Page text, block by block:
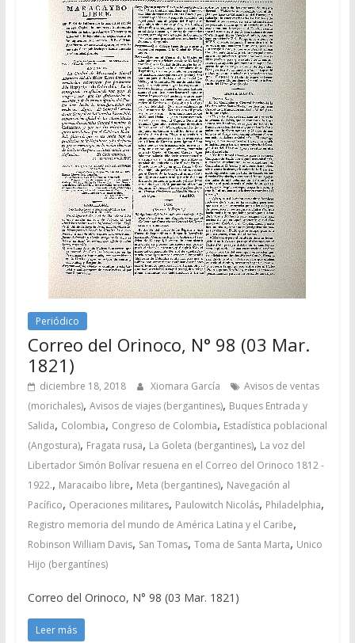
Periódico
Correo del Orinoco, N° 98 (03 Mar.
1821)
diciembre 18, 2018 Xiomara García
Avisos de ventas
(morichales), Avisos de viajes (bergantines), Buques Entrada y
Salida, Colombia, Congreso de Colombia, Estadística poblacional
(Angostura), Fragata rusa, La Goleta (bergantines), La voz del
Libertador Simón Bolívar resuena en el Correo del Orinoco 1812 -
1922., Maracaibo libre, Meta (bergantines), Navegación al
Pacífico, Operaciones militares, Paulowitch Nicolás, Philadelphia,
Registro memoria del mundo de América Latina y el Caribe,
Robinson William Davis, San Tomas, Toma de Santa Marta, Unico
Hijo (bergantínes)
Correo del Orinoco, N° 98 (03 Mar. 1821)
Leer más